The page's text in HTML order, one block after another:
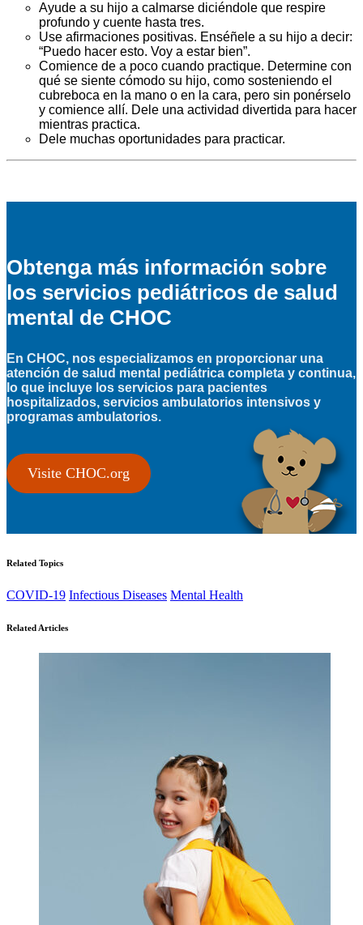
Ayude a su hijo a calmarse diciéndole que respire
profundo y cuente hasta tres.
Use afirmaciones positivas. Enséñele a su hijo a decir:
“Puedo hacer esto. Voy a estar bien”.
Comience de a poco cuando practique. Determine con
qué se siente cómodo su hijo, como sosteniendo el
cubreboca en la mano o en la cara, pero sin ponérselo
y comience allí. Dele una actividad divertida para hacer
mientras practica.
Dele muchas oportunidades para practicar.
Obtenga más información sobre
los servicios pediátricos de salud
mental de CHOC
En CHOC, nos especializamos en proporcionar una
atención de salud mental pediátrica completa y continua,
lo que incluye los servicios para pacientes
hospitalizados, servicios ambulatorios intensivos y
programas ambulatorios.
Visite CHOC.org
Related Topics
COVID-19 Infectious Diseases Mental Health
Related Articles